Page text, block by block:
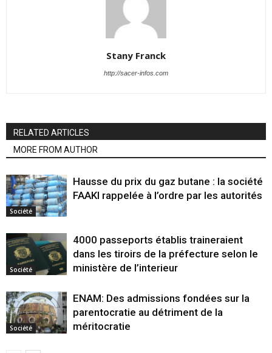
Stany Franck
http://sacer-infos.com
RELATED ARTICLES
MORE FROM AUTHOR
Société
Hausse du prix du gaz butane : la société
FAAKI rappelée à l’ordre par les autorités
Société
4000 passeports établis traineraient
dans les tiroirs de la préfecture selon le
ministère de l’interieur
Société
ENAM: Des admissions fondées sur la
parentocratie au détriment de la
méritocratie